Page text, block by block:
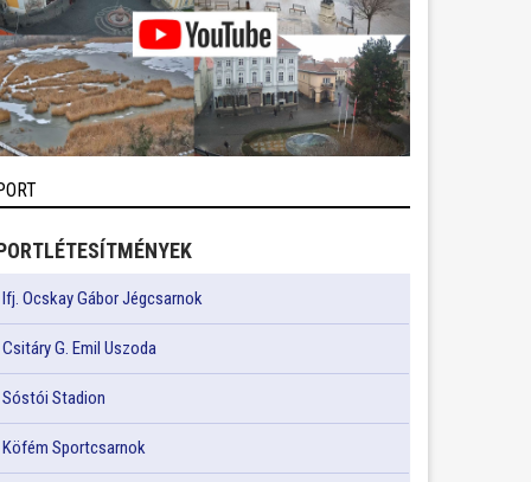
Ifj. Ocskay Gábor Jégcsarnok
Csitáry G. Emil Uszoda
Sóstói Stadion
Köfém Sportcsarnok